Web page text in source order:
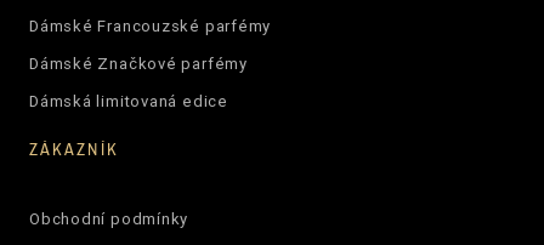
Dámské Francouzské parfémy
Dámské Značkové parfémy
Dámská limitovaná edice
ZÁKAZNÍK
Obchodní podmínky